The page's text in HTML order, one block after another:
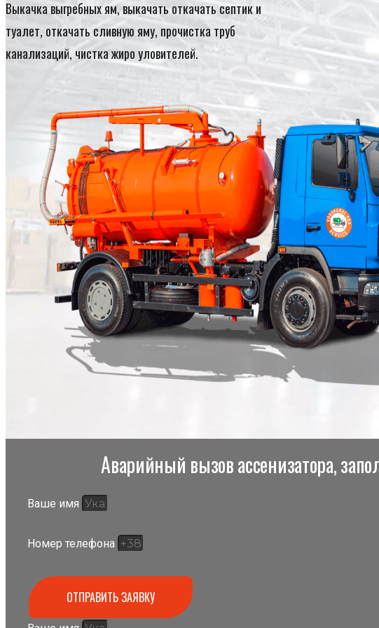
Выкачка выгребных ям, выкачать откачать септик и
туалет, откачать сливную яму, прочистка труб
канализаций, чистка жиро уловителей.
Аварийный вызов ассенизатора,
Ваше имя
Номер телефона
ОТПРАВИТЬ ЗАЯВКУ